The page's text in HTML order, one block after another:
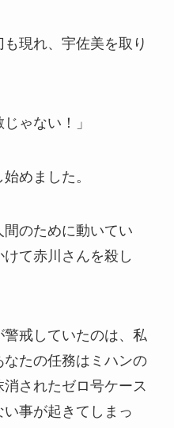
現れ、宇佐美を取り
ゃない！」
めました。
のために動いてい
て赤川さんを殺し
戒していたのは、私
たの任務はミハンの
されたゼロ号ケース
事が起きてしまっ